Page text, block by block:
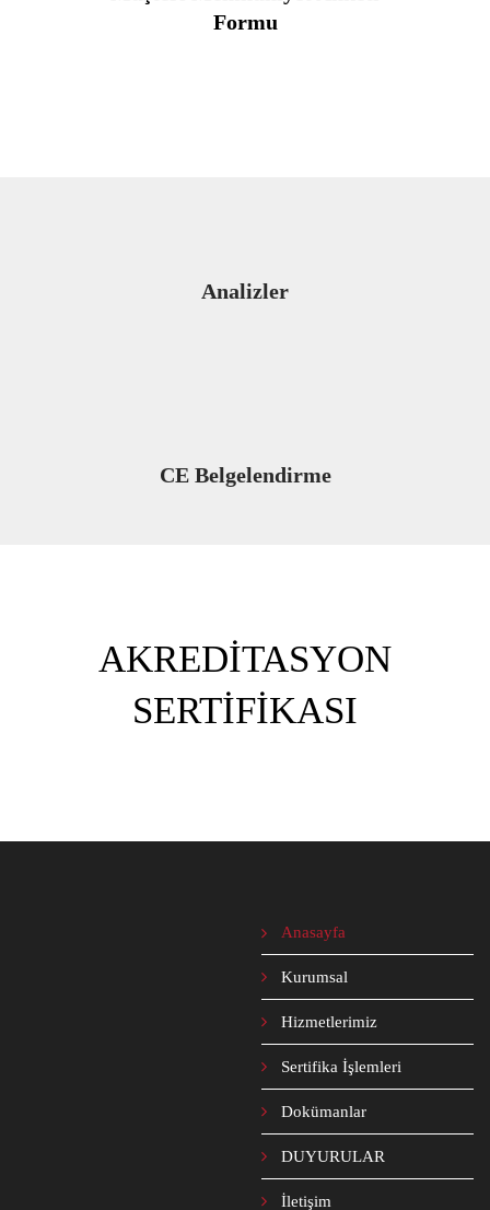
Formu
Analizler
CE Belgelendirme
AKREDİTASYON
SERTİFİKASI
Anasayfa
Kurumsal
Hizmetlerimiz
Sertifika İşlemleri
Dokümanlar
DUYURULAR
İletişim